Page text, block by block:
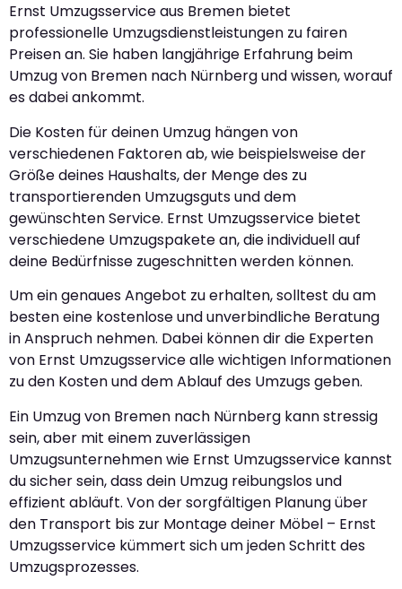
Ernst Umzugsservice aus Bremen bietet
professionelle Umzugsdienstleistungen zu fairen
Preisen an. Sie haben langjährige Erfahrung beim
Umzug von Bremen nach Nürnberg und wissen, worauf
es dabei ankommt.
Die Kosten für deinen Umzug hängen von
verschiedenen Faktoren ab, wie beispielsweise der
Größe deines Haushalts, der Menge des zu
transportierenden Umzugsguts und dem
gewünschten Service. Ernst Umzugsservice bietet
verschiedene Umzugspakete an, die individuell auf
deine Bedürfnisse zugeschnitten werden können.
Um ein genaues Angebot zu erhalten, solltest du am
besten eine kostenlose und unverbindliche Beratung
in Anspruch nehmen. Dabei können dir die Experten
von Ernst Umzugsservice alle wichtigen Informationen
zu den Kosten und dem Ablauf des Umzugs geben.
Ein Umzug von Bremen nach Nürnberg kann stressig
sein, aber mit einem zuverlässigen
Umzugsunternehmen wie Ernst Umzugsservice kannst
du sicher sein, dass dein Umzug reibungslos und
effizient abläuft. Von der sorgfältigen Planung über
den Transport bis zur Montage deiner Möbel – Ernst
Umzugsservice kümmert sich um jeden Schritt des
Umzugsprozesses.